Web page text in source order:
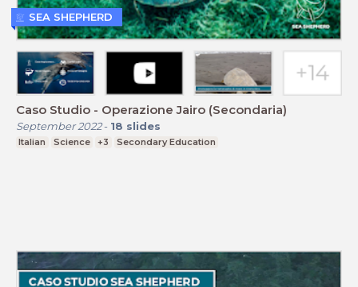
Caso Studio - Operazione Jairo (Secondaria)
September 2022- 18 slides
Italian Science +3 Secondary Education
SEA SHEPHERD